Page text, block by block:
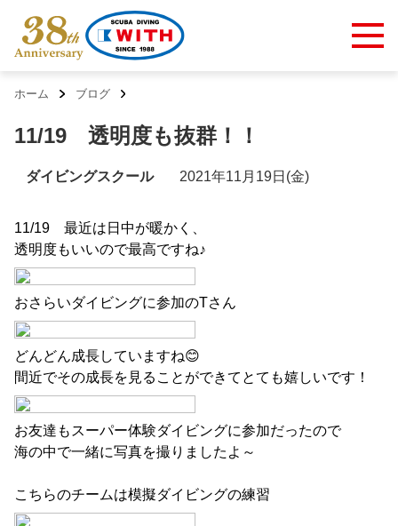
ホーム ブログ
11/19 透明度も抜群！！
ダイビングスクール 2021年11月19日(金)
11/19 最近は日中が暖かく、
透明度もいいので最高ですね♪
おさらいダイビングに参加のTさん
どんどん成長していますね😊
間近でその成長を見ることができてとても嬉しいです！
お友達もスーパー体験ダイビングに参加だったので
海の中で一緒に写真を撮りましたよ～
こちらのチームは模擬ダイビングの練習